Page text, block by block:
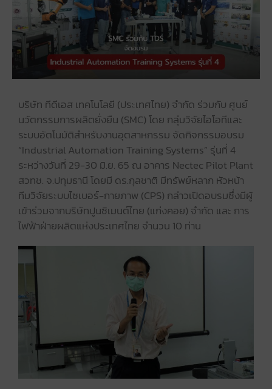
บริษัท ทีดีเอส เทคโนโลยี (ประเทศไทย) จํากัด ร่วมกับ ศูนย์
นวัตกรรมการผลิตยั่งยืน (SMC) โดย กลุ่มวิจัยไอโอทีและ
ระบบอัตโนมัติสำหรับงานอุตสาหกรรม จัดกิจกรรมอบรม
“Industrial Automation Training Systems” รุ่นที่ 4
ระหว่างวันที่ 29-30 มิ.ย. 65 ณ อาคาร Nectec Pilot Plant
สวทช. จ.ปทุมธานี โดยมี ดร.กุลชาติ มีทรัพย์หลาก หัวหน้า
ทีมวิจัยระบบไซเบอร์-กายภาพ (CPS) กล่าวเปิดอบรมซึ่งมีผู้
เข้าร่วมจากบริษัทปูนซิเมนต์ไทย (แก่งคอย) จำกัด และ การ
ไฟฟ้าฝ่ายผลิตแห่งประเทศไทย จำนวน 10 ท่าน